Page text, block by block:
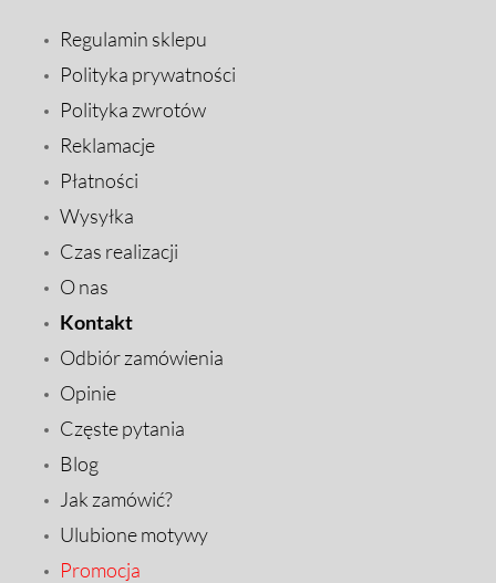
Regulamin sklepu
Polityka prywatności
Polityka zwrotów
Reklamacje
Płatności
Wysyłka
Czas realizacji
O nas
Kontakt
Odbiór zamówienia
Opinie
Częste pytania
Blog
Jak zamówić?
Ulubione motywy
Promocja